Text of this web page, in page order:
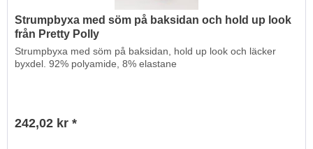
Strumpbyxa med söm på baksidan och hold up look
från Pretty Polly
Strumpbyxa med söm på baksidan, hold up look och läcker
byxdel. 92% polyamide, 8% elastane
242,02 kr *